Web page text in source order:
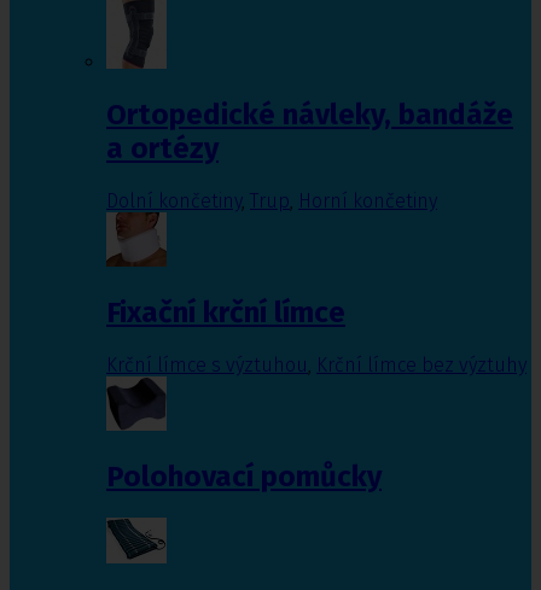
Ortopedické návleky, bandáže
a ortézy
Dolní končetiny, Trup, Horní končetiny
Fixační krční límce
Krční límce s výztuhou Krční límce bez výztuhy
Polohovací pomůcky